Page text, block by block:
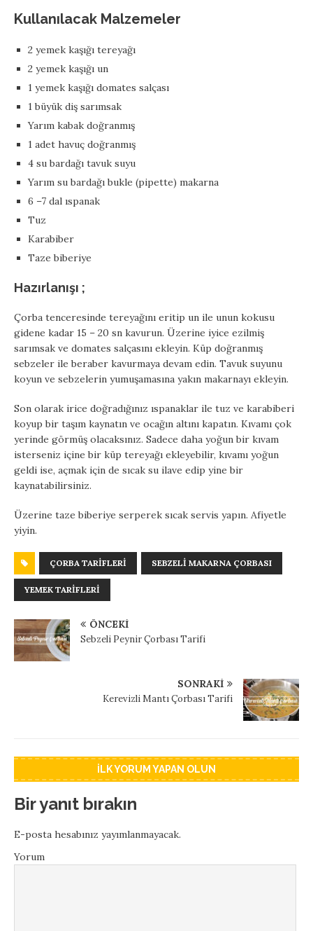
Kullanılacak Malzemeler
2 yemek kaşığı tereyağı
2 yemek kaşığı un
1 yemek kaşığı domates salçası
1 büyük diş sarımsak
Yarım kabak doğranmış
1 adet havuç doğranmış
4 su bardağı tavuk suyu
Yarım su bardağı bukle (pipette) makarna
6 –7 dal ıspanak
Tuz
Karabiber
Taze biberiye
Hazırlanışı ;
Çorba tenceresinde tereyağını eritip un ile unun kokusu
gidene kadar 15 – 20 sn kavurun. Üzerine iyice ezilmiş
sarımsak ve domates salçasını ekleyin. Küp doğranmış
sebzeler ile beraber kavurmaya devam edin. Tavuk suyunu
koyun ve sebzelerin yumuşamasına yakın makarnayı ekleyin.
Son olarak irice doğradığınız ıspanaklar ile tuz ve karabiberi
koyup bir taşım kaynatın ve ocağın altını kapatın. Kıvamı çok
yerinde görmüş olacaksınız. Sadece daha yoğun bir kıvam
isterseniz içine bir küp tereyağı ekleyebilir, kıvamı yoğun
geldi ise, açmak için de sıcak su ilave edip yine bir
kaynatabilirsiniz.
Üzerine taze biberiye serperek sıcak servis yapın. Afiyetle
yiyin.
ÇORBA TARIFLERI SEBZELI MAKARNA ÇORBASI
YEMEK TARIFLERI
ÖNCEKI
Sebzeli Peynir Çorbası Tarifi
SONRAKI
Kerevizli Mantı Çorbası Tarifi
İLK YORUM YAPAN OLUN
Bir yanıt bırakın
E-posta hesabınız yayımlanmayacak.
Yorum